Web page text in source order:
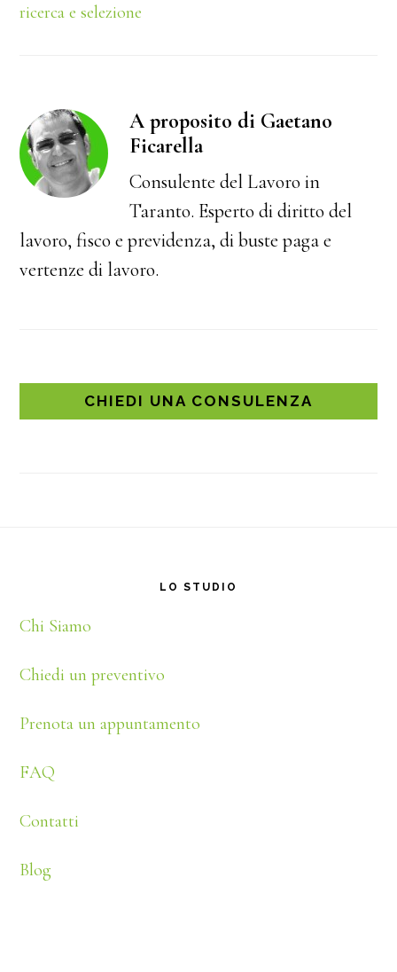
ricerca e selezione
A proposito di Gaetano
Ficarella
Consulente del Lavoro in
Taranto. Esperto di diritto del
lavoro, fisco e previdenza, di buste paga e
vertenze di lavoro.
CHIEDI UNA CONSULENZA
LO STUDIO
Chi Siamo
Chiedi un preventivo
Prenota un appuntamento
FAQ
Contatti
Blog